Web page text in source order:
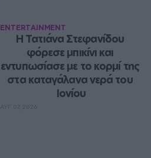
ENTERTAINMENT
Η Τατιάνα Στεφανίδου
φόρεσε μπικίνι και
εντυπωσίασε με το κορμί της
στα καταγάλανα νερά του
Ιονίου